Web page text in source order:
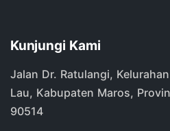
Kunjungi Kami
Jalan Dr. Ratulangi,
Lau, Kabupaten Maros,
90514